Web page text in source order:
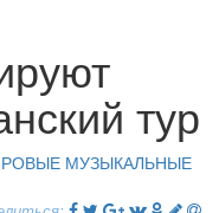
тур
МУЗЫКАЛЬНЫЕ